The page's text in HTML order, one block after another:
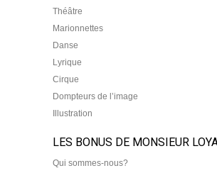
Théâtre
Marionnettes
Danse
Lyrique
Cirque
Dompteurs de l’image
Illustration
LES BONUS DE MONSIEUR
Qui sommes-nous?